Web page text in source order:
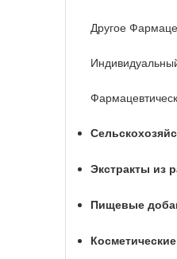
Другое
Экстракты из
Пищевые